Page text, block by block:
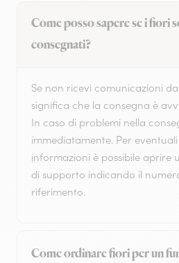
Come posso sapere se i fiori
consegnati?
Se non ricevi comunicazioni
significa che la consegna è
In caso di problemi nella
immediatamente. Per
informazioni è possibile aprire
di supporto indicando il
riferimento.
Come ordinare fiori per un